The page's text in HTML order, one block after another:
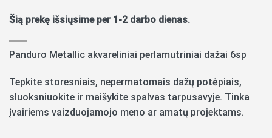
Šią prekę išsiųsime per 1-2 darbo dienas.
Panduro Metallic akvareliniai perlamutriniai dažai 6sp
Tepkite storesniais, nepermatomais dažų potėpiais,
sluoksniuokite ir maišykite spalvas tarpusavyje. Tinka
įvairiems vaizduojamojo meno ar amatų projektams.